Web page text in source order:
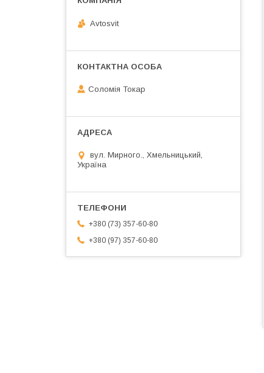
Avtosvit
Соломія Токар
вул. Мирного., Хмельницький,
Україна
+380 (73) 357-60-80
+380 (97) 357-60-80